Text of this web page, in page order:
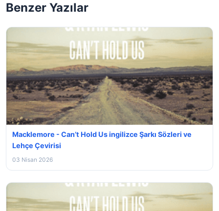
Benzer Yazılar
Macklemore - Can’t Hold Us ingilizce Şarkı Sözleri ve
Lehçe Çevirisi
03 Nisan 2026